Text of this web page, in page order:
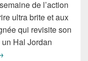
de l’action
ultra brite et aux
qui revisite son
Hal Jordan
des Comics VO